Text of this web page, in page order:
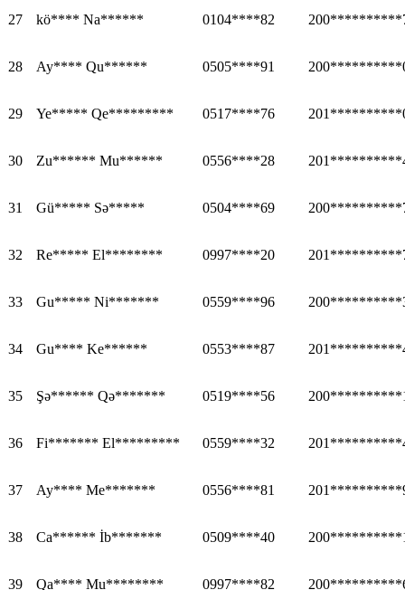
27 kö**** Na****** 0104****82
28 Ay**** Qu****** 0505****91
29 Ye***** Qe********* 0517****76
30 Zu****** Mu****** 0556****28
31 Gü***** Sə***** 0504****69
32 Re***** El******** 0997****20
33 Gu***** Ni******* 0559****96
34 Gu**** Ke****** 0553****87
35 Şə****** Qə******* 0519****56
36 Fi******* El********* 0559****32
37 Ay**** Me******* 0556****81
38 Ca****** İb******* 0509****40
39 Qa**** Mu******** 0997****82